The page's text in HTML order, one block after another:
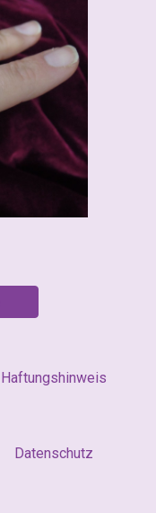
Haftungshinweis
Datenschutz